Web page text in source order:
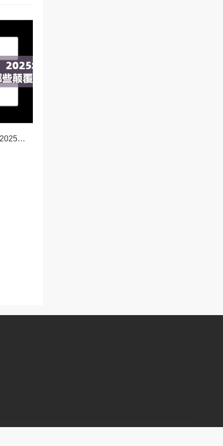
OKX新功能前瞻，2025年交易体验将迎来哪些颠覆性升级？